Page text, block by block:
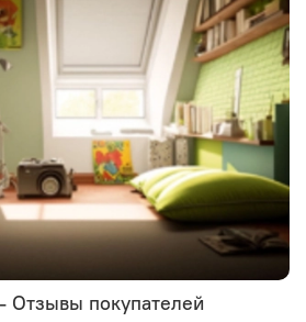
Отзывы покупателей